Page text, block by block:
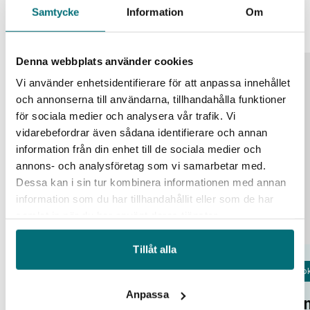
Samtycke Information Om
Denna webbplats använder cookies
Vi använder enhetsidentifierare för att anpassa innehållet
och annonserna till användarna, tillhandahålla funktioner
för sociala medier och analysera vår trafik. Vi
vidarebefordrar även sådana identifierare och annan
information från din enhet till de sociala medier och
annons- och analysföretag som vi samarbetar med.
Dessa kan i sin tur kombinera informationen med annan
information som du har tillhandahållit eller som de har
Tillåt alla
Anpassa
Liknande event Alla event
25
aug